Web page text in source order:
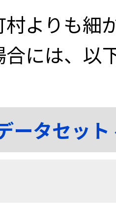
村よりも細
合には、以
ータセッ